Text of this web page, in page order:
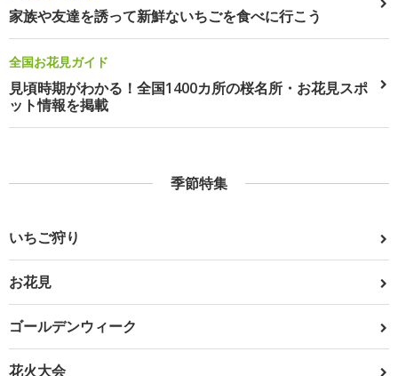
家族や友達を誘って新鮮ないちごを食べに行こう
全国お花見ガイド
見頃時期がわかる！全国1400カ所の桜名所・お花見スポ
ット情報を掲載
季節特集
いちご狩り
お花見
ゴールデンウィーク
花火大会